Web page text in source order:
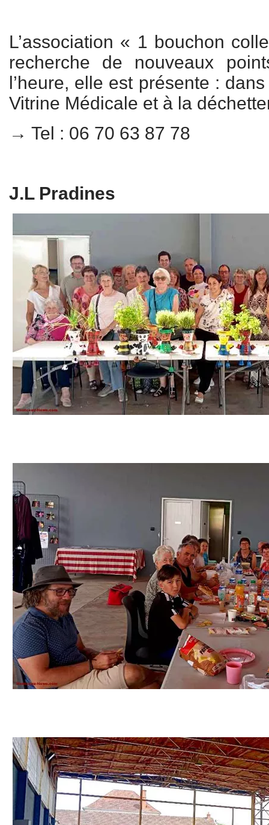
L’association « 1 bouchon
recherche de nouveaux
l’heure, elle est présente :
Vitrine Médicale et à la
→ Tel : 06 70 63 87 78
J.L Pradines